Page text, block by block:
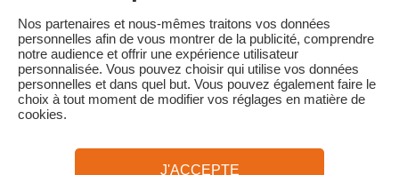
Qui sommes-nous?
CGV et Charte de Confidentialité
La Presse parle de nous
Partenaires FAQ Blog Plan du site
Paiement sécurisé Réalisé par Sooyoos
Besoin d’aide ?
Nos partenaires et nous-mêmes traitons vos données
personnelles afin de vous montrer de la publicité, comprendre
notre audience et offrir une expérience utilisateur
personnalisée. Vous pouvez choisir qui utilise vos données
personnelles et dans quel but. Vous pouvez également faire le
choix à tout moment de modifier vos réglages en matière de
cookies.
J'ACCEPTE